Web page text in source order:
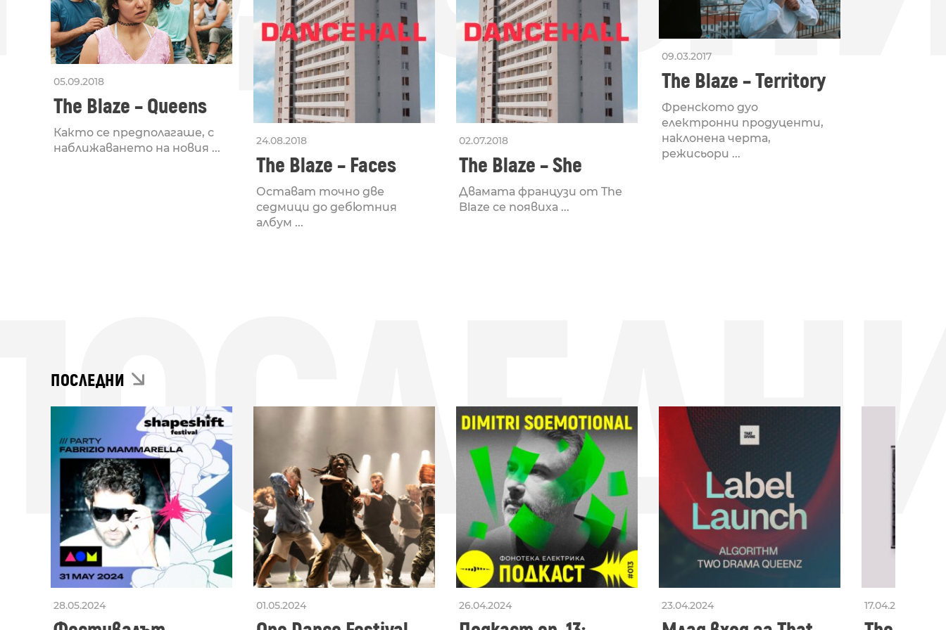
05.09.2018
The Blaze – Queens
Както се предполагаше, с
наближаването на новия ...
24.08.2018
The Blaze – Faces
Остават точно две
седмици до дебютния
албум ...
02.07.2018
The Blaze – She
Двамата французи от The
Blaze се появиха ...
09.03.2017
The Blaze – Territory
Френското дуо
електронни продуценти,
наклонена черта,
режисьори ...
ПОСЛЕДНИ
28.05.2024 01.05.2024 26.04.2024 23.04.2024 17.04.2024